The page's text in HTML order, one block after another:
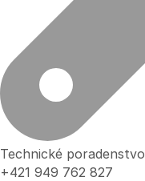
Technické poradenstvo
+421 949 762 827